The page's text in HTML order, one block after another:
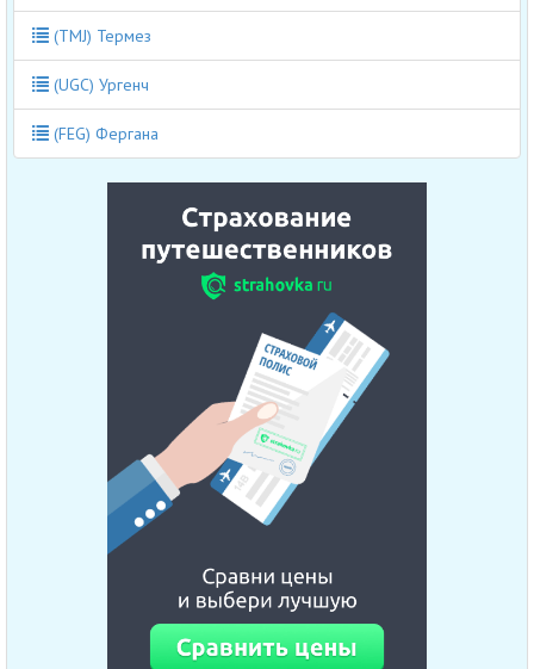
(TMJ) Термез
(UGC) Ургенч
(FEG) Фергана